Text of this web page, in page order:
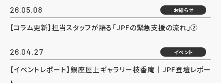
26.05.08 お知らせ
【コラム更新】担当スタッフが語る「JPFの緊急支援の流れ」②
26.04.27 イベント
【イベントレポート】銀座屋上ギャラリー枝香庵｜JPF登壇レポー